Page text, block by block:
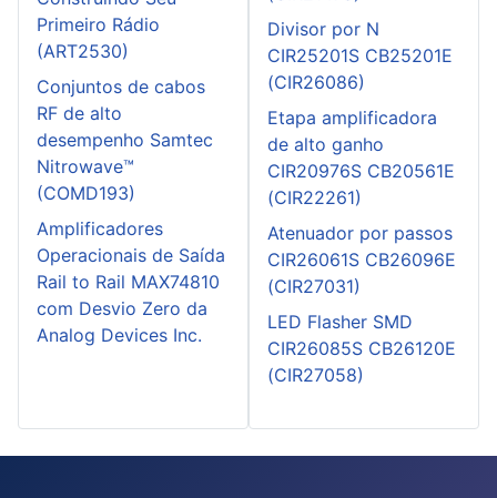
Primeiro Rádio
(ART2530)
Conjuntos de cabos
RF de alto
desempenho Samtec
Nitrowave™
(COMD193)
Amplificadores
Operacionais de Saída
Rail to Rail MAX74810
com Desvio Zero da
Analog Devices Inc.
Divisor por N
CIR25201S CB25201E
(CIR26086)
Etapa amplificadora
de alto ganho
CIR20976S CB20561E
(CIR22261)
Atenuador por passos
CIR26061S CB26096E
(CIR27031)
LED Flasher SMD
CIR26085S CB26120E
(CIR27058)